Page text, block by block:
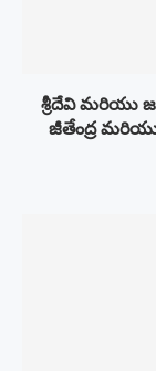
శ్రీదేవి మరియు
జీతేంద్ర